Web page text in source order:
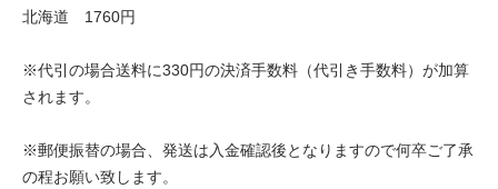
北海道 1760円
※代引の場合送料に330円の決済手数料（代引き手数料）が加算
されます。
※郵便振替の場合、発送は入金確認後となりますので何卒ご了承
の程お願い致します。